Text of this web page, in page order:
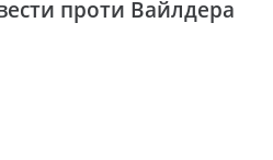
проти Вайлдера